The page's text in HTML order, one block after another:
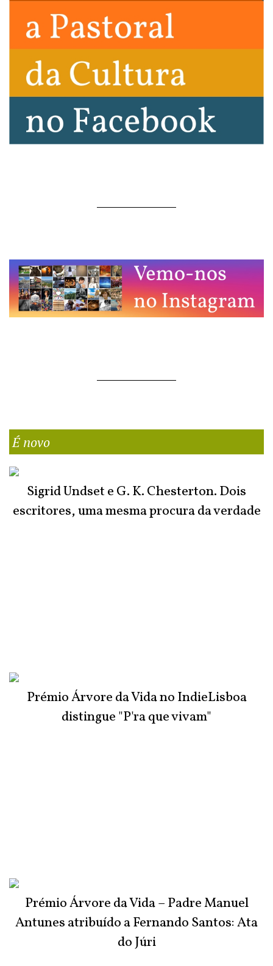
É novo
Sigrid Undset e G. K. Chesterton. Dois
escritores, uma mesma procura da verdade
Prémio Árvore da Vida no IndieLisboa
distingue "P'ra que vivam"
Prémio Árvore da Vida – Padre Manuel
Antunes atribuído a Fernando Santos: Ata
do Júri